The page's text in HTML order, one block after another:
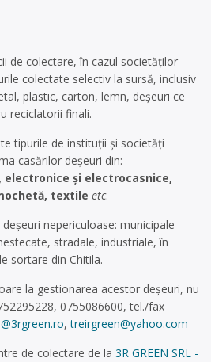
de colectare, în cazul societăților
colectate selectiv la sursă, inclusiv
plastic, carton, lemn, deșeuri ce
reciclatorii finali.
tipurile de instituții și societăți
casărilor deșeuri din:
și electrocasnice,
textile etc.
nepericuloase: municipale
stradale, industriale, în
sortare din Chitila.
la gestionarea acestor deșeuri, nu
0755086600, tel./fax
,treirgreen@yahoo.com
de colectare de la 3R GREEN SRL -